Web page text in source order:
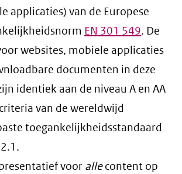
applicaties) van de Europese
EN 301 549. De
websites, mobiele applicaties
documenten in deze
identiek aan de niveau A en AA
van de wereldwijd
toegankelijkheidsstandaard
2.1 .
voor allecontent op